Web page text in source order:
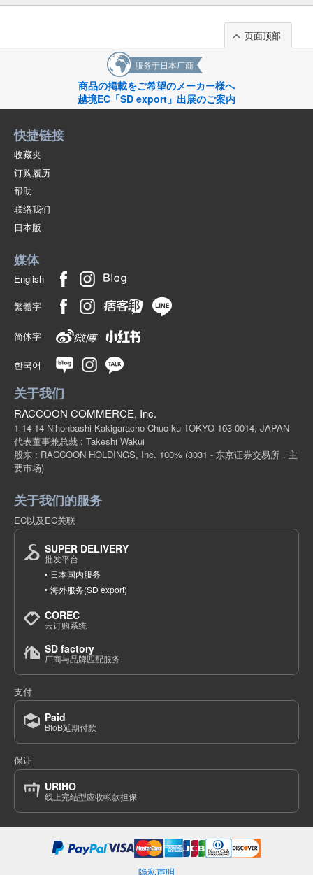
页面顶部
服务于日本厂商
商品の掲載をご希望のメーカー様へ
越境EC「SD export」出展のご案内
快捷链接
收藏夹
订购履历
帮助
联络我们
日本版
媒体
English
繁體字
简体字
한국어
关于我们
RACCOON COMMERCE, Inc.
1-14-14 Nihonbashi-Kakigaracho Chuo-ku TOKYO 103-0014, JAPAN
代表董事兼总裁 : Takeshi Wakui
股东 : RACCOON HOLDINGS, Inc. 100% (3031 - 东京证券交易所，主
要市场)
关于我们的服务
EC以及EC关联
SUPER DELIVERY
批发平台
日本国内服务
海外服务(SD export)
COREC
云订购系统
SD factory
厂商与品牌匹配服务
支付
Paid
BtoB延期付款
保证
URIHO
线上完结型应收帐款担保
隐私声明